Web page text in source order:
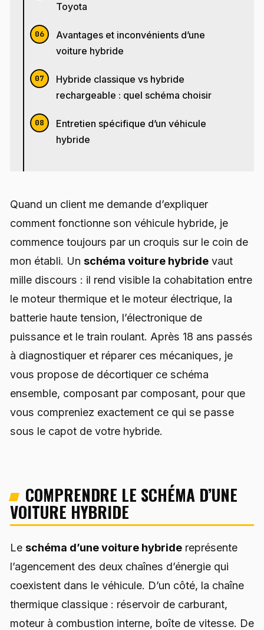
Toyota
Avantages et inconvénients d’une
voiture hybride
Hybride classique vs hybride
rechargeable : quel schéma choisir
Entretien spécifique d’un véhicule
hybride
Quand un client me demande d’expliquer
comment fonctionne son véhicule hybride, je
commence toujours par un croquis sur le coin de
mon établi. Un schéma voiture hybride vaut
mille discours : il rend visible la cohabitation entre
le moteur thermique et le moteur électrique, la
batterie haute tension, l’électronique de
puissance et le train roulant. Après 18 ans passés
à diagnostiquer et réparer ces mécaniques, je
vous propose de décortiquer ce schéma
ensemble, composant par composant, pour que
vous compreniez exactement ce qui se passe
sous le capot de votre hybride.
COMPRENDRE LE SCHÉMA D’UNE
VOITURE HYBRIDE
Le schéma d’une voiture hybride représente
l’agencement des deux chaînes d’énergie qui
coexistent dans le véhicule. D’un côté, la chaîne
thermique classique : réservoir de carburant,
moteur à combustion interne, boîte de vitesse. De